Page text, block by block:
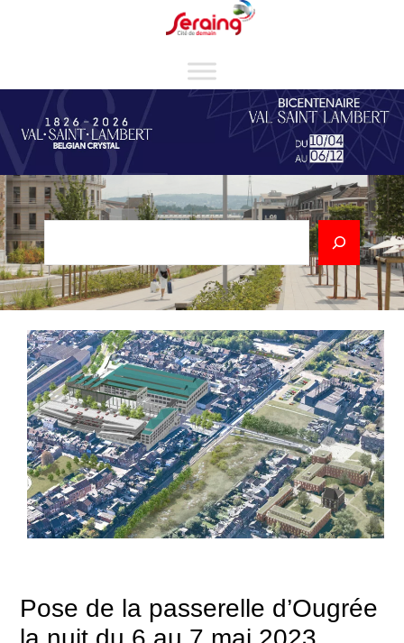
Rechercher
Pose de la passerelle d’Ougrée
Cookies management panel